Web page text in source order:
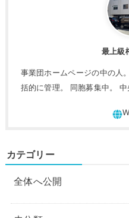
最上級
事業団ホームページの中の人
括的に管理。 同胞募集中。
カテゴリー
全体へ公開